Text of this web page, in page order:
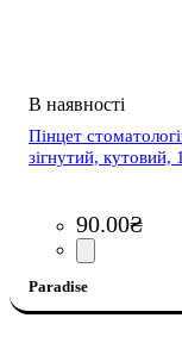
Пінцет
зігнутий, кутовий,
90.00₴
Paradise